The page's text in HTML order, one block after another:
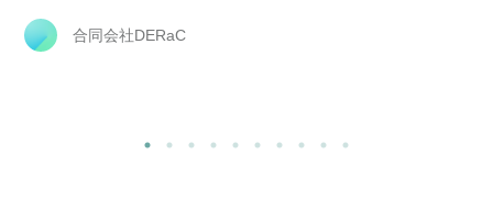
合同会社DERaC